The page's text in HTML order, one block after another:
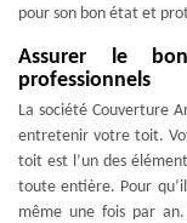
pour son bon état et
Assurer le
professionnels
La société Couverture
entretenir votre toit.
toit est l’un des
toute entière. Pour
même une fois par